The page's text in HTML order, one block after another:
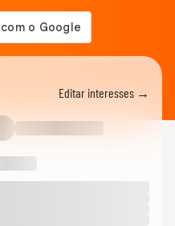
Editar interesses →